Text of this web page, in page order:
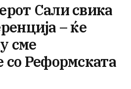
Сали свика
– ќе
сме
со Реформската